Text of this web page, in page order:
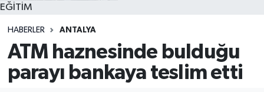
EĞİTİM
HABERLER ANTALYA
ATM haznesinde bulduğu
parayı bankaya teslim etti